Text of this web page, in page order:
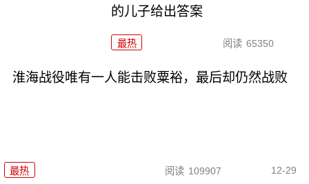
的儿子给出答案
最热 阅读 65350
淮海战役唯有一人能击败粟裕，最后却仍然战败
最热 阅读 109907 12-29